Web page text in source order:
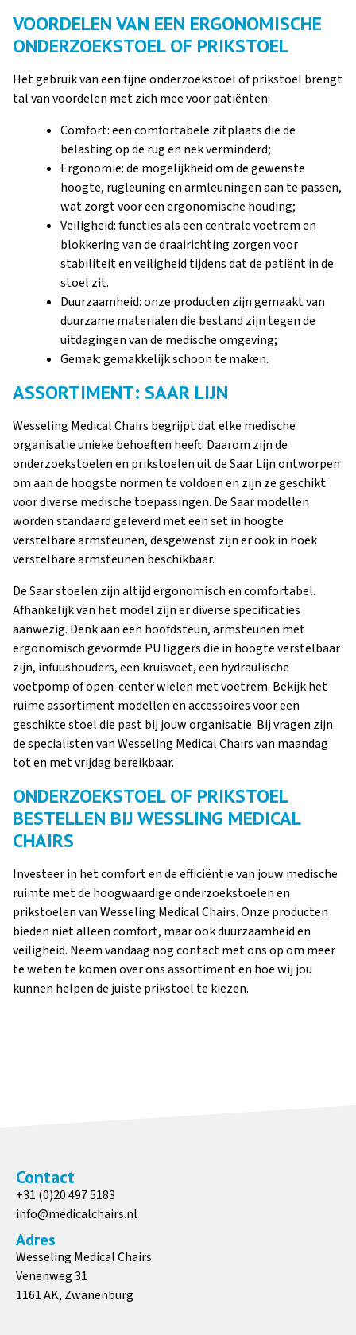
VOORDELEN VAN EEN ERGONOMISCHE
ONDERZOEKSTOEL OF PRIKSTOEL
Het gebruik van een fijne onderzoekstoel of prikstoel brengt
tal van voordelen met zich mee voor patiënten:
Comfort: een comfortabele zitplaats die de
belasting op de rug en nek verminderd;
Ergonomie: de mogelijkheid om de gewenste
hoogte, rugleuning en armleuningen aan te passen,
wat zorgt voor een ergonomische houding;
Veiligheid: functies als een centrale voetrem en
blokkering van de draairichting zorgen voor
stabiliteit en veiligheid tijdens dat de patiënt in de
stoel zit.
Duurzaamheid: onze producten zijn gemaakt van
duurzame materialen die bestand zijn tegen de
uitdagingen van de medische omgeving;
Gemak: gemakkelijk schoon te maken.
ASSORTIMENT: SAAR LIJN
Wesseling Medical Chairs begrijpt dat elke medische
organisatie unieke behoeften heeft. Daarom zijn de
onderzoekstoelen en prikstoelen uit de Saar Lijn ontworpen
om aan de hoogste normen te voldoen en zijn ze geschikt
voor diverse medische toepassingen. De Saar modellen
worden standaard geleverd met een set in hoogte
verstelbare armsteunen, desgewenst zijn er ook in hoek
verstelbare armsteunen beschikbaar.
De Saar stoelen zijn altijd ergonomisch en comfortabel.
Afhankelijk van het model zijn er diverse specificaties
aanwezig. Denk aan een hoofdsteun, armsteunen met
ergonomisch gevormde PU liggers die in hoogte verstelbaar
zijn, infuushouders, een kruisvoet, een hydraulische
voetpomp of open-center wielen met voetrem. Bekijk het
ruime assortiment modellen en accessoires voor een
geschikte stoel die past bij jouw organisatie. Bij vragen zijn
de specialisten van Wesseling Medical Chairs van maandag
tot en met vrijdag bereikbaar.
ONDERZOEKSTOEL OF PRIKSTOEL
BESTELLEN BIJ WESSLING MEDICAL
CHAIRS
Investeer in het comfort en de efficiëntie van jouw medische
ruimte met de hoogwaardige onderzoekstoelen en
prikstoelen van Wesseling Medical Chairs. Onze producten
bieden niet alleen comfort, maar ook duurzaamheid en
veiligheid. Neem vandaag nog contact met ons op om meer
te weten te komen over ons assortiment en hoe wij jou
kunnen helpen de juiste prikstoel te kiezen.
Contact
+31 (0)20 497 5183
info@medicalchairs.nl
Adres
Wesseling Medical Chairs
Venenweg 31
1161 AK, Zwanenburg